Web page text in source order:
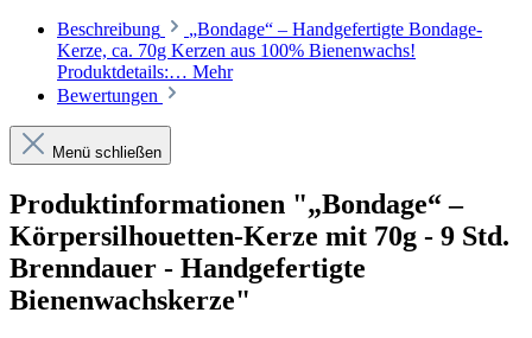
Beschreibung
„Bondage“ – Handgefertigte Bondage-
Kerze, ca. 70g Kerzen aus 100% Bienenwachs!
Produktdetails:… Mehr
Bewertungen
Menü schließen
Produktinformationen "„Bondage“ –
Körpersilhouetten-Kerze mit 70g - 9 Std.
Brenndauer - Handgefertigte
Bienenwachskerze"